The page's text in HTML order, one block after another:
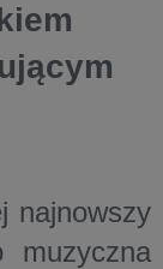
najnowszy
muzyczna